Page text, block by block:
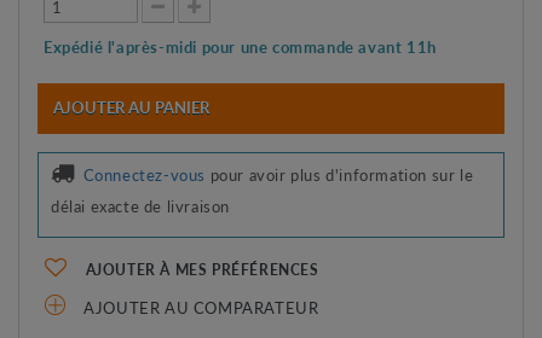
Expédié l'après-midi pour une commande avant 11h
AJOUTER AU PANIER
Connectez-vous pour avoir plus d'information sur le
délai exacte de livraison
AJOUTER À MES PRÉFÉRENCES
AJOUTER AU COMPARATEUR